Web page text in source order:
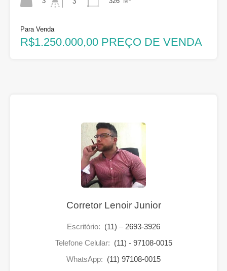
Para Venda
R$1.250.000,00 PREÇO DE VENDA
Corretor Lenoir Junior
Escritório: (11) – 2693-3926
Telefone Celular: (11) - 97108-0015
WhatsApp: (11) 97108-0015